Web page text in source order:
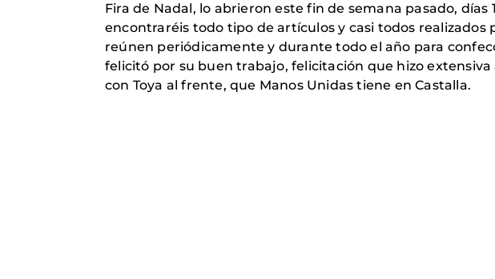
Fira de Nadal, lo abrieron este fin de semana pasado,
encontraréis todo tipo de artículos y casi todos realizados
reúnen periódicamente y durante todo el año para
felicitó por su buen trabajo, felicitación que hizo
con Toya al frente, que Manos Unidas tiene en Castalla.